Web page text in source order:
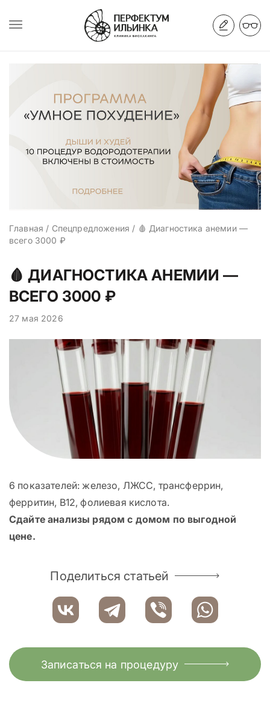
Главная / Спецпредложения / 🩸 Диагностика анемии —
всего 3000 ₽
🩸 ДИАГНОСТИКА АНЕМИИ —
ВСЕГО 3000 ₽
27 мая 2026
6 показателей: железо, ЛЖСС, трансферрин,
ферритин, B12, фолиевая кислота.
Сдайте анализы рядом с домом по выгодной
цене.
Поделиться статьей
Записаться на процедуру